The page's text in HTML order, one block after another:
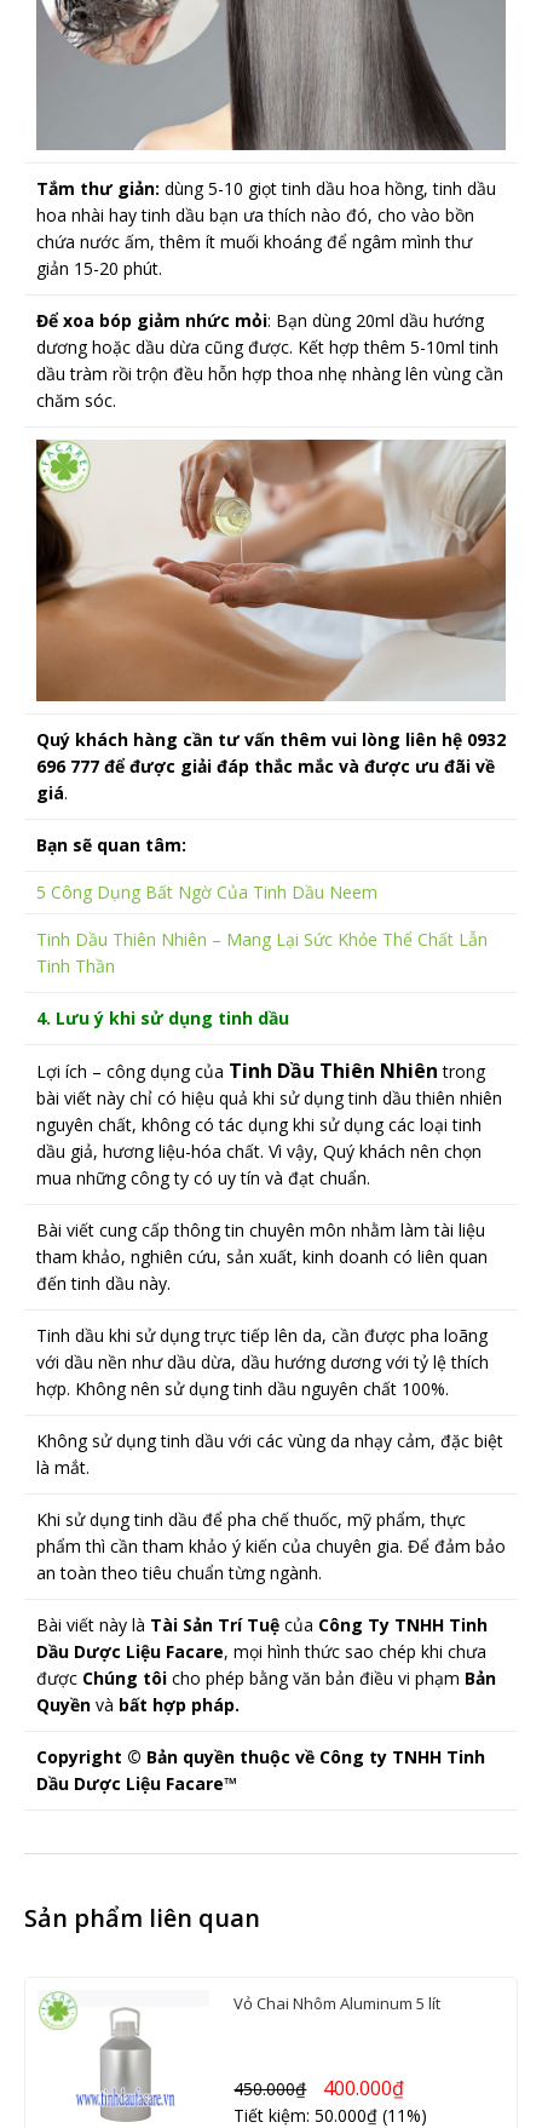
Tắm thư giản: dùng 5-10 giọt tinh dầu hoa hồng, tinh dầu
hoa nhài hay tinh dầu bạn ưa thích nào đó, cho vào bồn
chứa nước ấm, thêm ít muối khoáng để ngâm mình thư
giản 15-20 phút.
Để xoa bóp giảm nhức mỏi: Bạn dùng 20ml dầu hướng
dương hoặc dầu dừa cũng được. Kết hợp thêm 5-10ml tinh
dầu tràm rồi trộn đều hỗn hợp thoa nhẹ nhàng lên vùng cần
chăm sóc.
Quý khách hàng cần tư vấn thêm vui lòng liên hệ 0932
696 777 để được giải đáp thắc mắc và được ưu đãi về
giá.
Bạn sẽ quan tâm:
5 Công Dụng Bất Ngờ Của Tinh Dầu Neem
Tinh Dầu Thiên Nhiên – Mang Lại Sức Khỏe Thể Chất Lẫn
Tinh Thần
4. Lưu ý khi sử dụng tinh dầu
Lợi ích – công dụng của Tinh Dầu Thiên Nhiên trong
bài viết này chỉ có hiệu quả khi sử dụng tinh dầu thiên nhiên
nguyên chất, không có tác dụng khi sử dụng các loại tinh
dầu giả, hương liệu-hóa chất. Vì vậy, Quý khách nên chọn
mua những công ty có uy tín và đạt chuẩn.
Bài viết cung cấp thông tin chuyên môn nhằm làm tài liệu
tham khảo, nghiên cứu, sản xuất, kinh doanh có liên quan
đến tinh dầu này.
Tinh dầu khi sử dụng trực tiếp lên da, cần được pha loãng
với dầu nền như dầu dừa, dầu hướng dương với tỷ lệ thích
hợp. Không nên sử dụng tinh dầu nguyên chất 100%.
Không sử dụng tinh dầu với các vùng da nhạy cảm, đặc biệt
là mắt.
Khi sử dụng tinh dầu để pha chế thuốc, mỹ phẩm, thực
phẩm thì cần tham khảo ý kiến của chuyên gia. Để đảm bảo
an toàn theo tiêu chuẩn từng ngành.
Bài viết này là Tài Sản Trí Tuệ của Công Ty TNHH Tinh
Dầu Dược Liệu Facare, mọi hình thức sao chép khi chưa
được Chúng tôi cho phép bằng văn bản điều vi phạm Bản
Quyền và bất hợp pháp.
Copyright © Bản quyền thuộc về Công ty TNHH Tinh
Dầu Dược Liệu Facare™
Sản phẩm liên quan
Vỏ Chai Nhôm Aluminum 5 lít
450.000₫ 400.000₫
Tiết kiệm: 50.000₫ (11%)